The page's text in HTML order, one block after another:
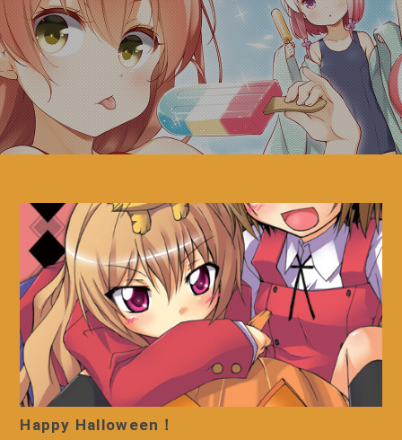
Happy Halloween！